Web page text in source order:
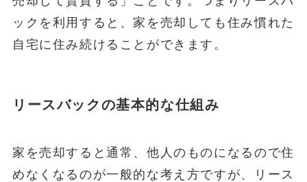
ックを利用すると、家を売却しても住み慣れた
自宅に住み続けることができます。
リースバックの基本的な仕組み
家を売却すると通常、他人のものになるので住
めなくなるのが一般的な考え方ですが、リース